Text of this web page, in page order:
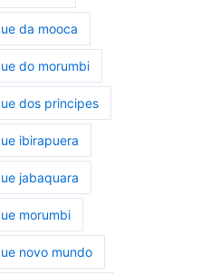
da mooca
do morumbi
dos principes
ibirapuera
jabaquara
morumbi
novo mundo